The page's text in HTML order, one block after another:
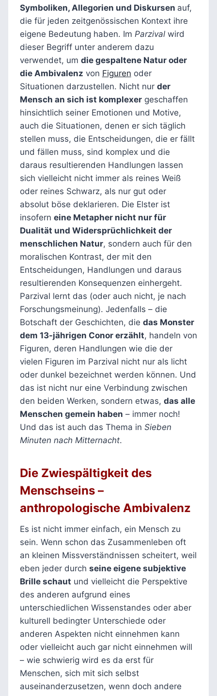
Symboliken, Allegorien und Diskursen auf,
die für jeden zeitgenössischen Kontext ihre
eigene Bedeutung haben. Im Parzivalwird
dieser Begriff unter anderem dazu
verwendet, um die gespaltene Natur oder
die Ambivalenz von Figuren oder
Situationen darzustellen. Nicht nur der
Mensch an sich ist komplexergeschaffen
hinsichtlich seiner Emotionen und Motive,
auch die Situationen, denen er sich täglich
stellen muss, die Entscheidungen, die er fällt
und fällen muss, sind komplex und die
daraus resultierenden Handlungen lassen
sich vielleicht nicht immer als reines Weiß
oder reines Schwarz, als nur gut oder
absolut böse deklarieren. Die Elster ist
insofern eine Metapher nicht nur für
Dualität und Widersprüchlichkeit der
menschlichen Natur, sondern auch für den
moralischen Kontrast, der mit den
Entscheidungen, Handlungen und daraus
resultierenden Konsequenzen einhergeht.
Parzival lernt das (oder auch nicht, je nach
Forschungsmeinung). Jedenfalls – die
Botschaft der Geschichten, die das Monster
dem 13-jährigen Conor erzählt, handeln von
Figuren, deren Handlungen wie die der
vielen Figuren im Parzival nicht nur als licht
oder dunkel bezeichnet werden können. Und
das ist nicht nur eine Verbindung zwischen
den beiden Werken, sondern etwas, das alle
Menschen gemein haben – immer noch!
Und das ist auch das Thema in Sieben
Minuten nach Mitternacht.
Die Zwiespältigkeit des
Menschseins–
anthropologische Ambivalenz
Es ist nicht immer einfach, ein Mensch zu
sein. Wenn schon das Zusammenleben oft
an kleinen Missverständnissen scheitert, weil
eben jeder durch seine eigene subjektive
Brille schaut und vielleicht die Perspektive
des anderen aufgrund eines
unterschiedlichen Wissenstandes oder aber
kulturell bedingter Unterschiede oder
anderen Aspekten nicht einnehmen kann
oder vielleicht auch gar nicht einnehmen will
– wie schwierig wird es da erst für
Menschen, sich mit sich selbst
auseinanderzusetzen, wenn doch andere